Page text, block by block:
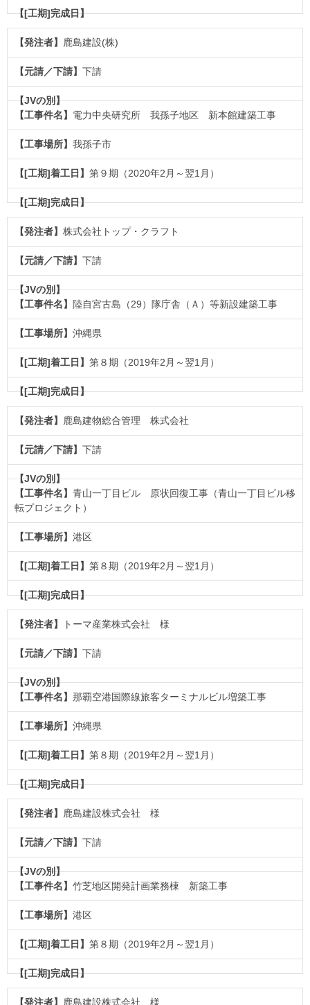
鹿島建設(株)
下請
電力中央研究所 我孫子地区 新本館建築工事
我孫子市
第９期（2020年2月～翌1月）
株式会社トップ・クラフト
下請
陸自宮古島（29）隊庁舎（Ａ）等新設建築工事
沖縄県
第８期（2019年2月～翌1月）
鹿島建物総合管理 株式会社
下請
青山一丁目ビル 原状回復工事（青山一丁目ビル移
転プロジェクト）
港区
第８期（2019年2月～翌1月）
トーマ産業株式会社 様
下請
那覇空港国際線旅客ターミナルビル増築工事
沖縄県
第８期（2019年2月～翌1月）
鹿島建設株式会社 様
下請
竹芝地区開発計画業務棟 新築工事
港区
第８期（2019年2月～翌1月）
鹿島建設株式会社 様